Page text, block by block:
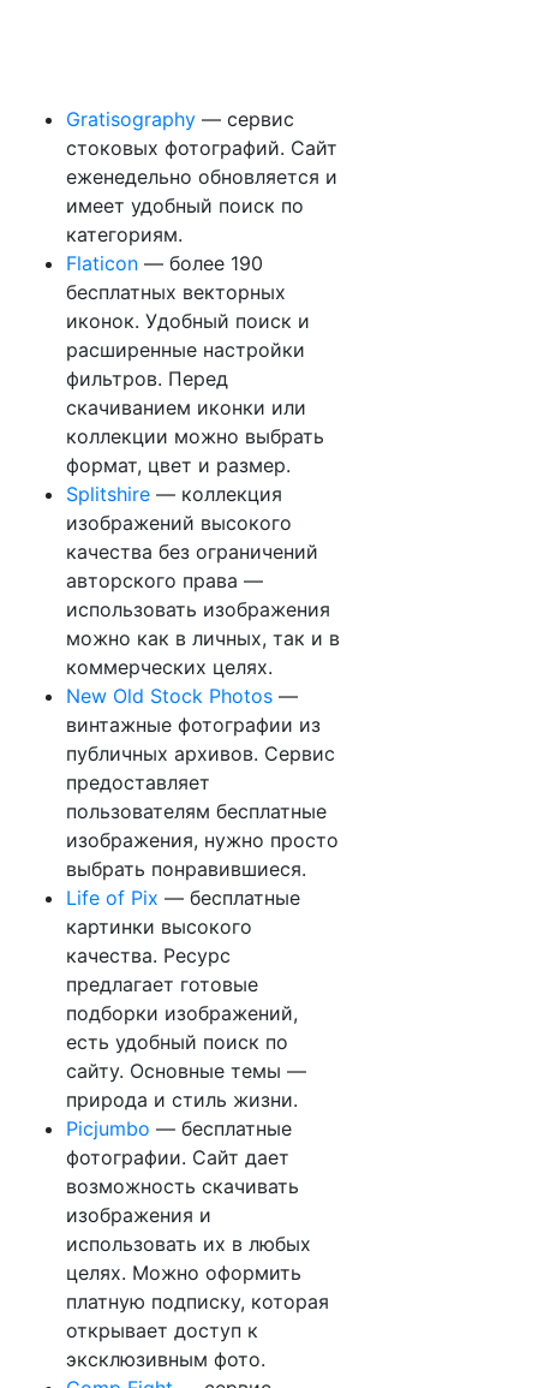
Gratisography — сервис
стоковых фотографий. Сайт
еженедельно обновляется и
имеет удобный поиск по
категориям.
Flaticon — более 190
бесплатных векторных
иконок. Удобный поиск и
расширенные настройки
фильтров. Перед
скачиванием иконки или
коллекции можно выбрать
формат, цвет и размер.
Splitshire — коллекция
изображений высокого
качества без ограничений
авторского права —
использовать изображения
можно как в личных, так и в
коммерческих целях.
New Old Stock Photos —
винтажные фотографии из
публичных архивов. Сервис
предоставляет
пользователям бесплатные
изображения, нужно просто
выбрать понравившиеся.
Life of Pix — бесплатные
картинки высокого
качества. Ресурс
предлагает готовые
подборки изображений,
есть удобный поиск по
сайту. Основные темы —
природа и стиль жизни.
Picjumbo — бесплатные
фотографии. Сайт дает
возможность скачивать
изображения и
использовать их в любых
целях. Можно оформить
платную подписку, которая
открывает доступ к
эксклюзивным фото.